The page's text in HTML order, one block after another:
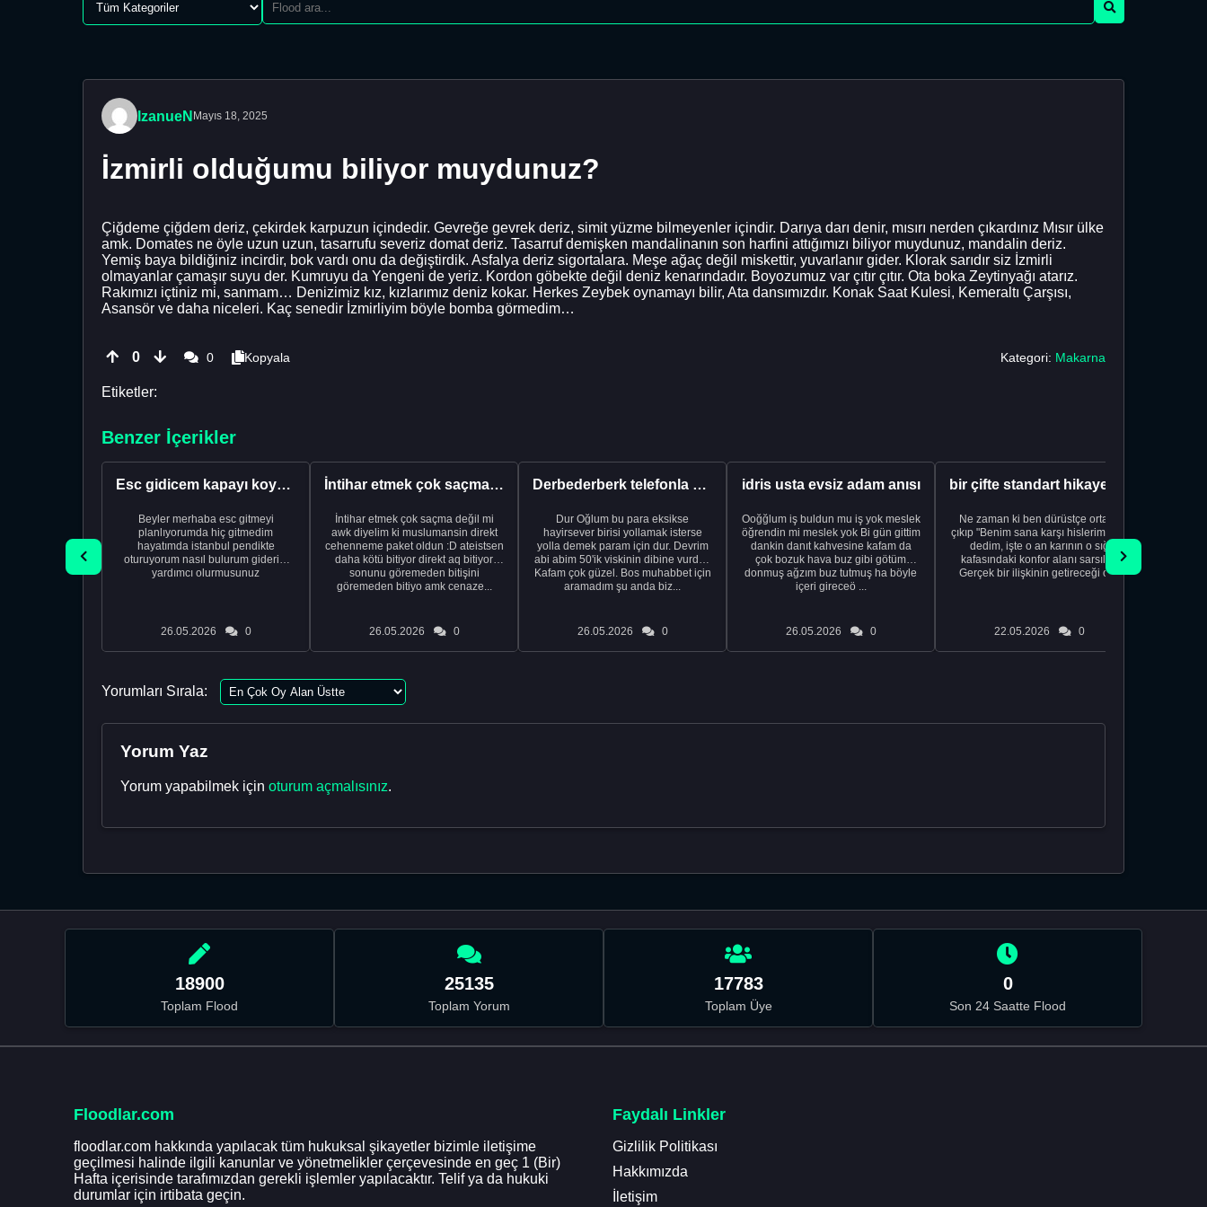
IzanueN Mayıs 18, 2025
İzmirli olduğumu biliyor muydunuz?
Çiğdeme çiğdem deriz, çekirdek karpuzun içindedir. Gevreğe gevrek deriz, simit yüzme bilmeyenler içindir. Darıya darı denir, mısırı nerden çıkardınız Mısır ülke
amk. Domates ne öyle uzun uzun, tasarrufu severiz domat deriz. Tasarruf demişken mandalinanın son harfini attığımızı biliyor muydunuz, mandalin deriz.
Yemiş baya bildiğiniz incirdir, bok vardı onu da değiştirdik. Asfalya deriz sigortalara. Meşe ağaç değil miskettir, yuvarlanır gider. Klorak sarıdır siz İzmirli
olmayanlar çamaşır suyu der. Kumruyu da Yengeni de yeriz. Kordon göbekte değil deniz kenarındadır. Boyozumuz var çıtır çıtır. Ota boka Zeytinyağı atarız.
Rakımızı içtiniz mi, sanmam… Denizimiz kız, kızlarımız deniz kokar. Herkes Zeybek oynamayı bilir, Ata dansımızdır. Konak Saat Kulesi, Kemeraltı Çarşısı,
Asansör ve daha niceleri. Kaç senedir İzmirliyim böyle bomba görmedim…
0 0 Kopyala Kategori: Makarna
Etiketler:
Benzer İçerikler
Esc gidicem kapayı koydum
Beyler merhaba esc gitmeyi
planlıyorumda hiç gitmedim
hayatımda istanbul pendikte
oturuyorum nasıl bulurum giderim
yardımcı olurmusunuz
26.05.2026 0
İntihar etmek çok saçma değil mi
İntihar etmek çok saçma değil mi
awk diyelim ki muslumansin direkt
cehenneme paket oldun :D ateistsen
daha kötü bitiyor direkt aq bitiyor
sonunu göremeden bitişini
göremeden bitiyo amk cenaze...
26.05.2026 0
Derbederberk telefonla konuşuyor aşık oluyor
Dur Oğlum bu para eksikse
hayirsever birisi yollamak isterse
yolla demek param için dur. Devrim
abi abim 50'ik viskinin dibine vurdun
Kafam çok güzel. Bos muhabbet için
aramadım şu anda biz...
26.05.2026 0
idris usta evsiz adam anısı
Ooğğlum iş buldun mu iş yok meslek
öğrendin mi meslek yok Bi gün gittim
dankin danıt kahvesine kafam da
çok bozuk hava buz gibi götüm
donmuş ağzım buz tutmuş ha böyle
içeri gireceö ...
26.05.2026 0
Ne zaman ki ben dürüstçe ortaya
çıkıp "Benim sana karşı hislerim var"
dedim, işte o an karının o sığ
kafasındaki konfor alanı sarsıldı.
Gerçek bir ilişkinin getireceği o ...
22.05.2026 0
Yorumları Sırala:
Yorum Yaz
Yorum yapabilmek için oturum açmalısınız.
18900
Toplam Flood
25135
Toplam Yorum
17783
Toplam Üye
0
Son 24 Saatte Flood
Floodlar.com
floodlar.com hakkında yapılacak tüm hukuksal şikayetler bizimle iletişime
geçilmesi halinde ilgili kanunlar ve yönetmelikler çerçevesinde en geç 1 (Bir)
Hafta içerisinde tarafımızdan gerekli işlemler yapılacaktır. Telif ya da hukuki
durumlar için irtibata geçin.
Faydalı Linkler
Gizlilik Politikası
Hakkımızda
İletişim